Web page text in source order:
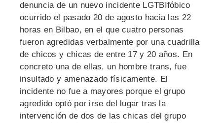
denuncia de un nuevo incidente LGTBIfóbico
ocurrido el pasado 20 de agosto hacia las 22
horas en Bilbao, en el que cuatro personas
fueron agredidas verbalmente por una cuadrilla
de chicos y chicas de entre 17 y 20 años. En
concreto una de ellas, un hombre trans, fue
insultado y amenazado físicamente. El
incidente no fue a mayores porque el grupo
agredido optó por irse del lugar tras la
intervención de dos de las chicas del grupo